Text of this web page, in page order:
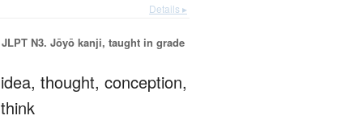
Details ▸
JLPT N3. Jōyō kanji, taught in grade
idea, thought, conception,
think